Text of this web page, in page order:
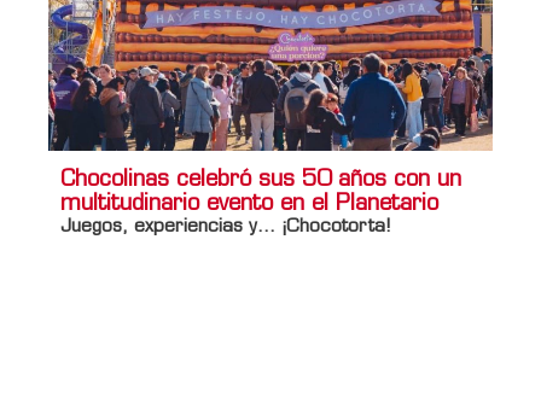
Chocolinas celebró sus 50 años con un
multitudinario evento en el Planetario
Juegos, experiencias y… ¡Chocotorta!